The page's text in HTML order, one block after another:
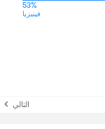
53%
فينيزيا
التالي